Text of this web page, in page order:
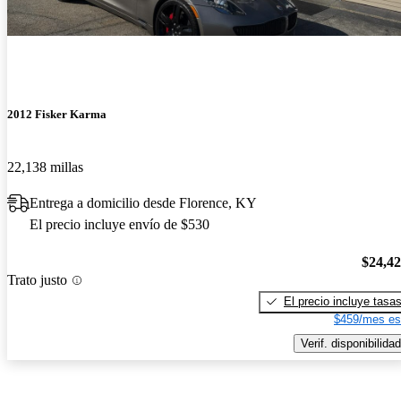
2012 Fisker Karma
22,138 millas
Entrega a domicilio desde Florence, KY
El precio incluye envío de $530
Trato justo
El precio incluye tasas
$459/mes
Verif. disponibilidad